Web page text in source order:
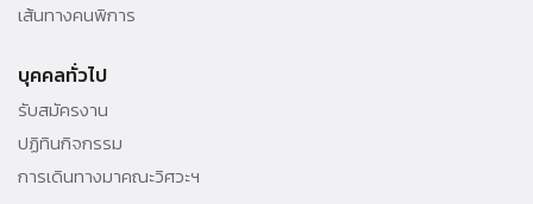
เส้นทางคนพิการ
บุคคลทั่วไป
รับสมัครงาน
ปฏิทินกิจกรรม
การเดินทางมาคณะวิศวะฯ